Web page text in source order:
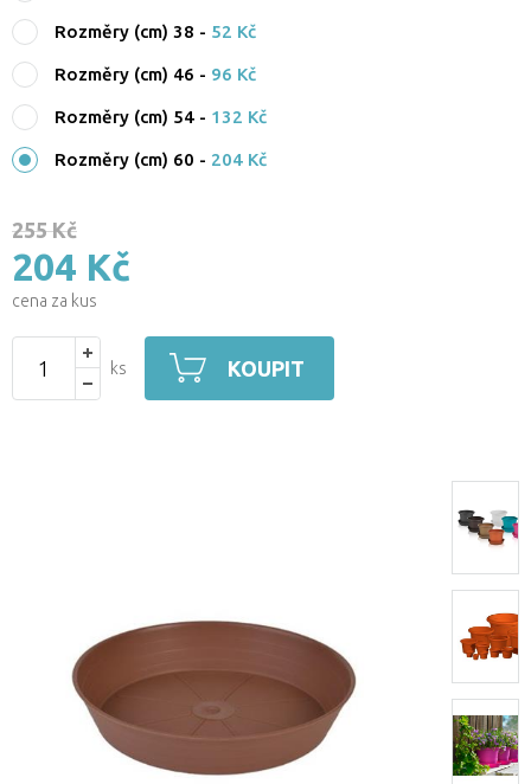
Rozměry (cm) 38 - 52 Kč
Rozměry (cm) 46 - 96 Kč
Rozměry (cm) 54 - 132 Kč
Rozměry (cm) 60 - 204 Kč
255 Kč
204 Kč
cena za kus
ks KOUPIT